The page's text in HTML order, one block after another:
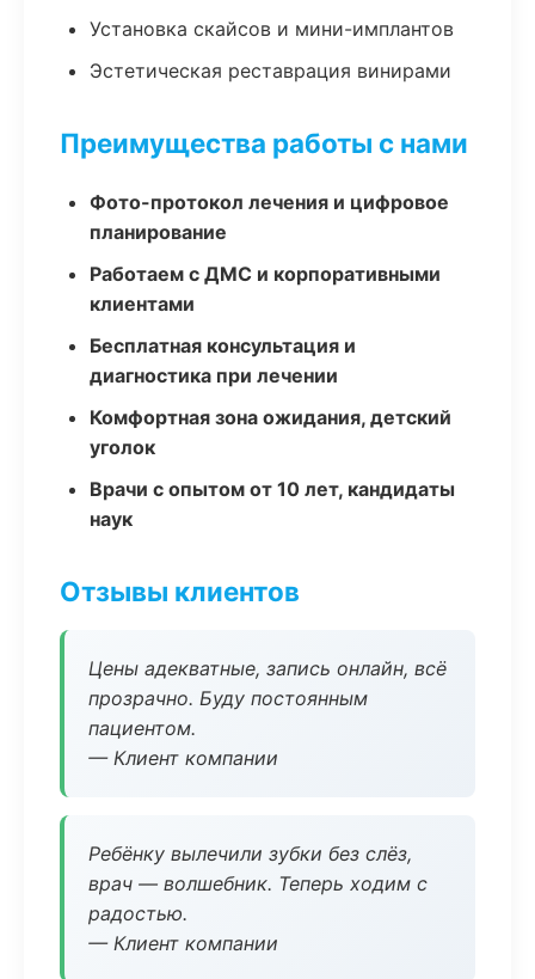
Установка скайсов и мини-имплантов
Эстетическая реставрация винирами
Преимущества работы с нами
Фото-протокол лечения и цифровое
планирование
Работаем с ДМС и корпоративными
клиентами
Бесплатная консультация и
диагностика при лечении
Комфортная зона ожидания, детский
уголок
Врачи с опытом от 10 лет, кандидаты
наук
Отзывы клиентов
Цены адекватные, запись онлайн, всё
прозрачно. Буду постоянным
пациентом.
— Клиент компании
Ребёнку вылечили зубки без слёз,
врач — волшебник. Теперь ходим с
радостью.
— Клиент компании